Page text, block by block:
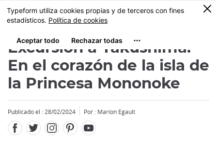
Tamaño
MENU
0
Excursión a Yakushima:
En el corazón de la isla de
la Princesa Mononoke
Publicado el : 28/02/2024 Por : Marion Egault
Close